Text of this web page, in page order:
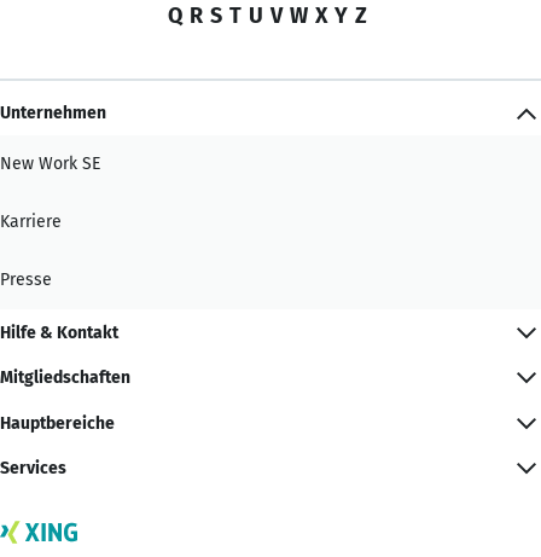
Q R S T U V W X Y Z
Unternehmen
New Work SE
Karriere
Presse
Hilfe & Kontakt
Mitgliedschaften
Hauptbereiche
Services